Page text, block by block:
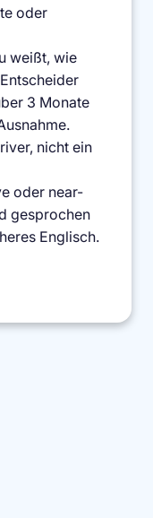
oder
weißt, wie
3 Monate
nicht ein
oder near-
gesprochen
Englisch.